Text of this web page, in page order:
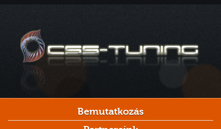
Bemutatkozás